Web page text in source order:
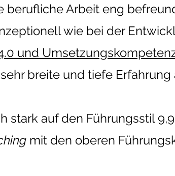
berufliche Arbeit eng
wie bei der
und
breite und tiefe Erfahrung
stark auf den Führungsstil
mit den oberen